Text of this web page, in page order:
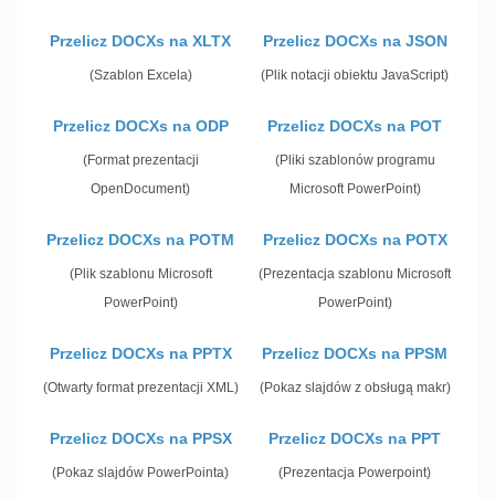
Przelicz DOCXs na XLTX
(Szablon Excela)
Przelicz DOCXs na JSON
(Plik notacji obiektu JavaScript)
Przelicz DOCXs na ODP
(Format prezentacji
OpenDocument)
Przelicz DOCXs na POT
(Pliki szablonów programu
Microsoft PowerPoint)
Przelicz DOCXs na POTM
(Plik szablonu Microsoft
PowerPoint)
Przelicz DOCXs na POTX
(Prezentacja szablonu Microsoft
PowerPoint)
Przelicz DOCXs na PPTX
(Otwarty format prezentacji XML)
Przelicz DOCXs na PPSM
(Pokaz slajdów z obsługą makr)
Przelicz DOCXs na PPSX
(Pokaz slajdów PowerPointa)
Przelicz DOCXs na PPT
(Prezentacja Powerpoint)